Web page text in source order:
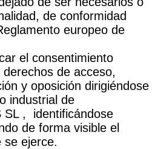
de conformidad
europeo de
el consentimiento
de acceso,
y oposición dirigiéndose
industrial de
SL , identificándose
de forma visible el
se ejerce.